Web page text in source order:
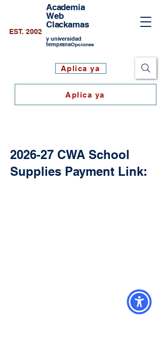
Academia
Web
Clackamas
y universidad
tempranaOpciones
EST. 2002
Aplica ya
Aplica ya
2026-27 CWA School
Supplies Payment Link: